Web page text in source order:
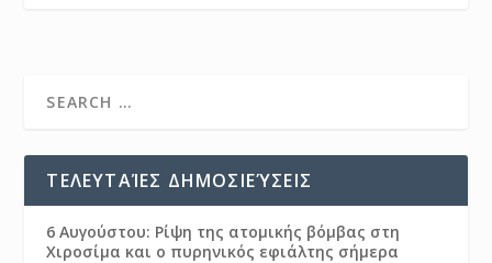
ΤΕΛΕΥΤΑΊΕΣ ΔΗΜΟΣΙΕΎΣΕΙΣ
6 Αυγούστου: Ρίψη της ατομικής βόμβας στη
Χιροσίμα και ο πυρηνικός εφιάλτης σήμερα